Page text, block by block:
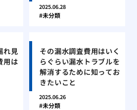
2025.06.28
未分類
れ見
用は
その漏水調査費用はいく
らぐらい漏水トラブルを
解消するために知ってお
きたいこと
2025.06.26
未分類